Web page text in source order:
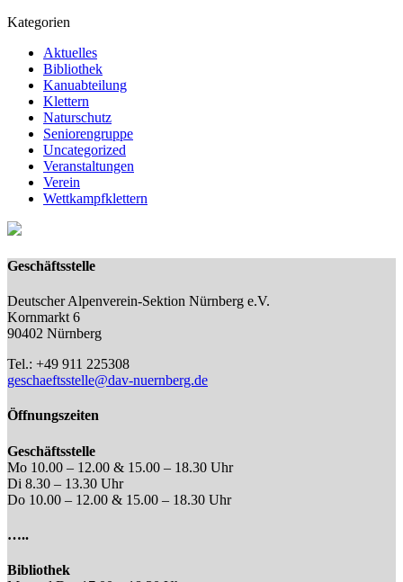
Kategorien
Aktuelles
Bibliothek
Kanuabteilung
Klettern
Naturschutz
Seniorengruppe
Uncategorized
Veranstaltungen
Verein
Wettkampfklettern
Geschäftsstelle
Deutscher Alpenverein-Sektion Nürnberg e.V.
Kornmarkt 6
90402 Nürnberg
Tel.: +49 911 225308
geschaeftsstelle@dav-nuernberg.de
Öffnungszeiten
Geschäftsstelle
Mo 10.00 – 12.00 & 15.00 – 18.30 Uhr
Di 8.30 – 13.30 Uhr
Do 10.00 – 12.00 & 15.00 – 18.30 Uhr
…..
Bibliothek